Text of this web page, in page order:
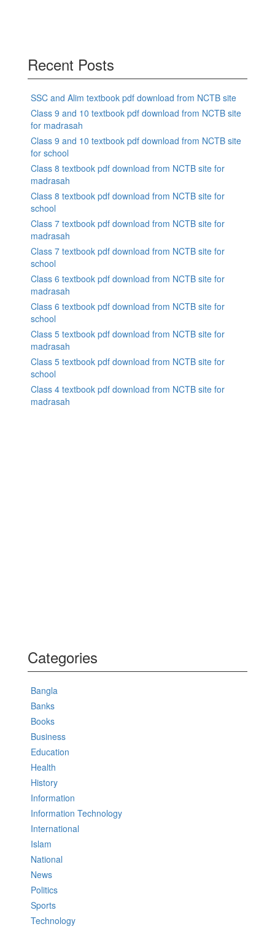
Recent Posts
SSC and Alim textbook pdf download from NCTB site
Class 9 and 10 textbook pdf download from NCTB site
for madrasah
Class 9 and 10 textbook pdf download from NCTB site
for school
Class 8 textbook pdf download from NCTB site for
madrasah
Class 8 textbook pdf download from NCTB site for
school
Class 7 textbook pdf download from NCTB site for
madrasah
Class 7 textbook pdf download from NCTB site for
school
Class 6 textbook pdf download from NCTB site for
madrasah
Class 6 textbook pdf download from NCTB site for
school
Class 5 textbook pdf download from NCTB site for
madrasah
Class 5 textbook pdf download from NCTB site for
school
Class 4 textbook pdf download from NCTB site for
madrasah
Categories
Bangla
Banks
Books
Business
Education
Health
History
Information
Information Technology
International
Islam
National
News
Politics
Sports
Technology